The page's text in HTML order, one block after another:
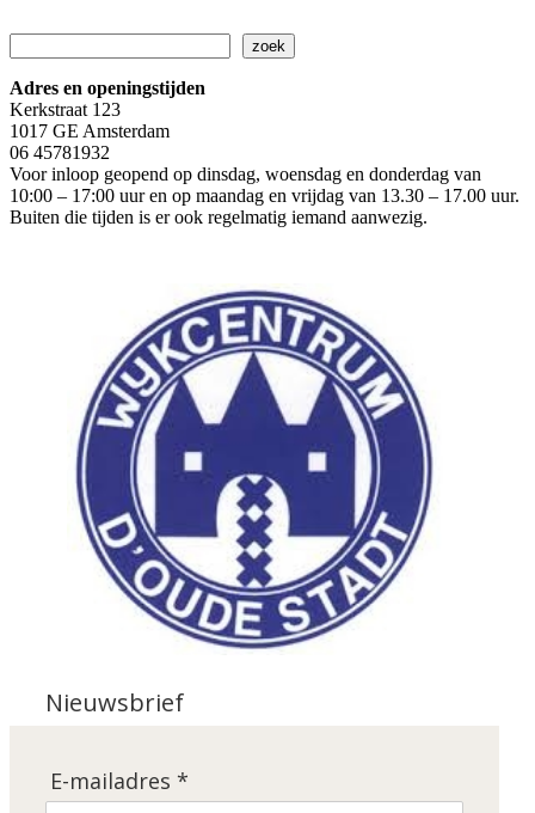
zoek
Adres en openingstijden
Kerkstraat 123
1017 GE Amsterdam
06 45781932
Voor inloop geopend op dinsdag, woensdag en donderdag van
10:00 – 17:00 uur en op maandag en vrijdag van 13.30 – 17.00 uur.
Buiten die tijden is er ook regelmatig iemand aanwezig.
Nieuwsbrief
E-mailadres *